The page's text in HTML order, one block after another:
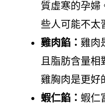
質虛寒的孕婦
些人可能不太
雞肉餡： 雞肉
且脂肪含量相
雞胸肉是更好
蝦仁餡： 蝦仁